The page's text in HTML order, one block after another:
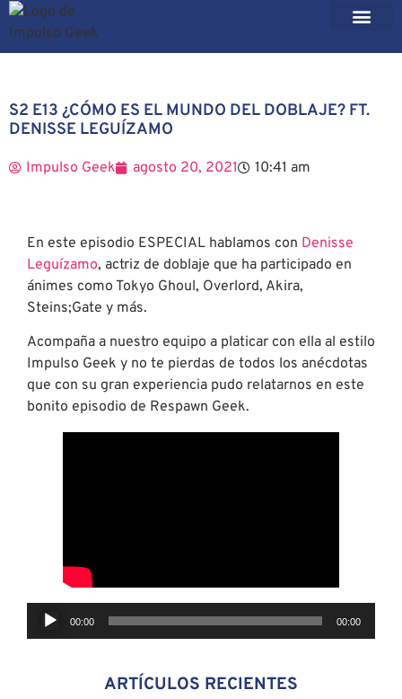
S2 E13 ¿CÓMO ES EL MUNDO DEL DOBLAJE? FT.
DENISSE LEGUÍZAMO
Impulso Geek agosto 20, 2021 10:41 am
En este episodio ESPECIAL hablamos con Denisse
Leguízamo, actriz de doblaje que ha participado en
ánimes como Tokyo Ghoul, Overlord, Akira,
Steins;Gate y más.
Acompaña a nuestro equipo a platicar con ella al estilo
Impulso Geek y no te pierdas de todos los anécdotas
que con su gran experiencia pudo relatarnos en este
bonito episodio de Respawn Geek.
Reproductor
00:00 00:00
ARTÍCULOS RECIENTES